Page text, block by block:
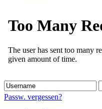
Passw. vergessen?